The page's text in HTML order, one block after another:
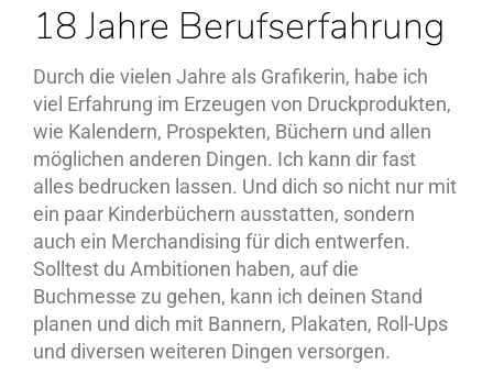
18 Jahre Berufserfahrung
Durch die vielen Jahre als Grafikerin, habe ich
viel Erfahrung im Erzeugen von Druckprodukten,
wie Kalendern, Prospekten, Büchern und allen
möglichen anderen Dingen. Ich kann dir fast
alles bedrucken lassen. Und dich so nicht nur mit
ein paar Kinderbüchern ausstatten, sondern
auch ein Merchandising für dich entwerfen.
Solltest du Ambitionen haben, auf die
Buchmesse zu gehen, kann ich deinen Stand
planen und dich mit Bannern, Plakaten, Roll-Ups
und diversen weiteren Dingen versorgen.